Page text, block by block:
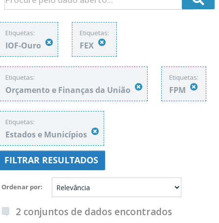
Etiquetas:
IOF-Ouro
Etiquetas:
FEX
Etiquetas:
Orçamento e Finanças da União
Etiquetas:
FPM
Etiquetas:
Estados e Municípios
FILTRAR RESULTADOS
Ordenar por
2 conjuntos de dados encontrados